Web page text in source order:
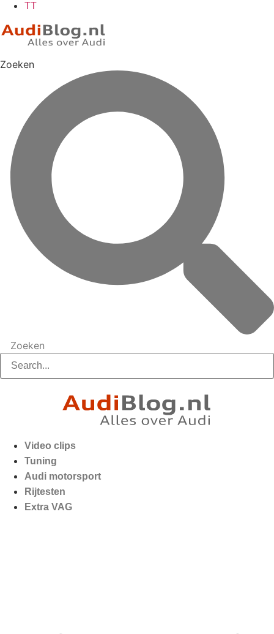
TT
Zoeken
Zoeken
Video clips
Tuning
Audi motorsport
Rijtesten
Extra VAG